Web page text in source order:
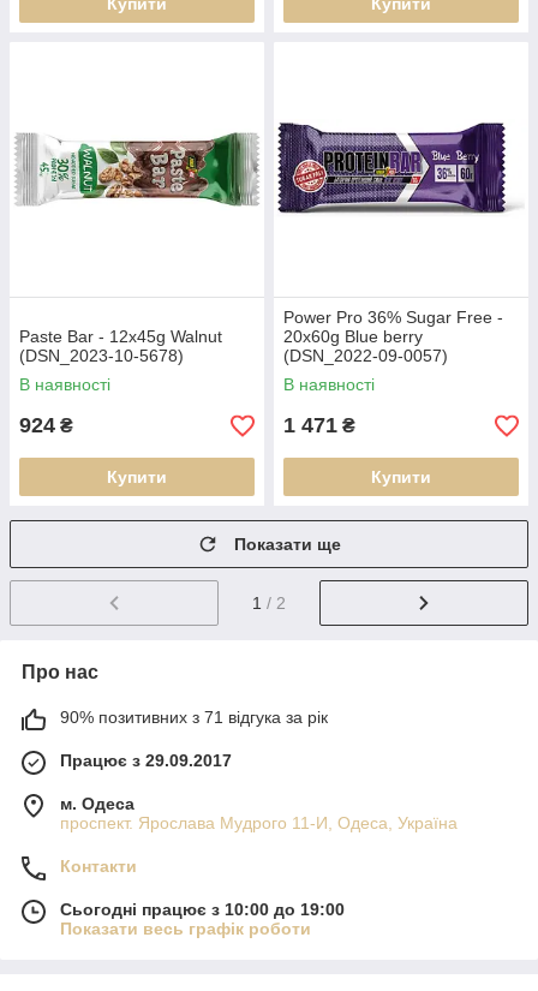
Paste Bar - 12x45g Walnut
(DSN_2023-10-5678)
В наявності
924 ₴
Купити
Power Pro 36% Sugar Free -
20x60g Blue berry
(DSN_2022-09-0057)
В наявності
1 471 ₴
Купити
Показати ще
1 / 2
Про нас
90% позитивних з 71 відгука за рік
Працює з 29.09.2017
м. Одеса
проспект. Ярослава Мудрого 11-И, Одеса, Україна
Контакти
Сьогодні працює з 10:00 до 19:00
Показати весь графік роботи